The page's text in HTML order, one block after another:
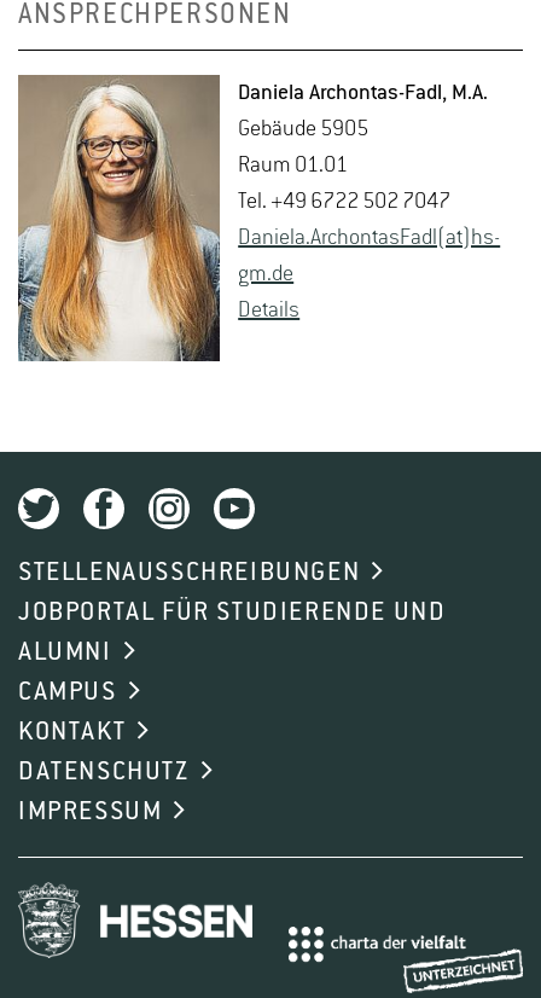
ANSPRECHPERSONEN
Da­nie­la Ar­chon­tas-Fadl, M.A.
Ge­bäu­de 5905
Raum 01.01
Tel. +49 6722 502 7047
Da­nie­la.Ar­chon­tas­Fadl(at)hs-​
gm.​de
De­tails
STELLENAUSSCHREIBUNGEN
JOBPORTAL FÜR STUDIERENDE UND
ALUMNI
CAMPUS
KONTAKT
DATENSCHUTZ
IMPRESSUM